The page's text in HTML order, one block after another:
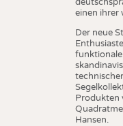
einen ihrer
Der neue
Produkten
Hansen.